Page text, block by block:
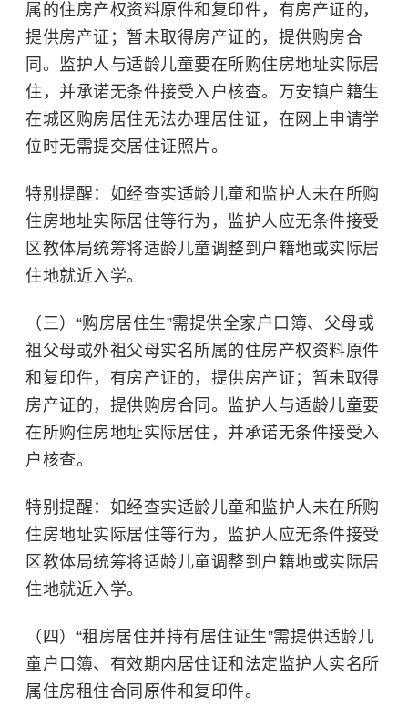
属的住房产权资料原件和复印件，有房产证的，
提供房产证；暂未取得房产证的，提供购房合
同。监护人与适龄儿童要在所购住房地址实际居
住，并承诺无条件接受入户核查。万安镇户籍生
在城区购房居住无法办理居住证，在网上申请学
位时无需提交居住证照片。
特别提醒：如经查实适龄儿童和监护人未在所购
住房地址实际居住等行为，监护人应无条件接受
区教体局统筹将适龄儿童调整到户籍地或实际居
住地就近入学。
（三）“购房居住生”需提供全家户口簿、父母或
祖父母或外祖父母实名所属的住房产权资料原件
和复印件，有房产证的，提供房产证；暂未取得
房产证的，提供购房合同。监护人与适龄儿童要
在所购住房地址实际居住，并承诺无条件接受入
户核查。
特别提醒：如经查实适龄儿童和监护人未在所购
住房地址实际居住等行为，监护人应无条件接受
区教体局统筹将适龄儿童调整到户籍地或实际居
住地就近入学。
（四）“租房居住并持有居住证生”需提供适龄儿
童户口簿、有效期内居住证和法定监护人实名所
属住房租住合同原件和复印件。